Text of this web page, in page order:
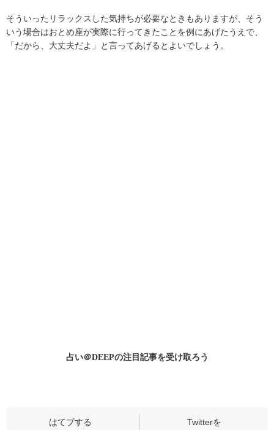
そういったリラックスした気持ちが必要なときもありますが、そう
いう場合はおとめ座が実際に行ってきたことを例にあげたうえで、
「だから、大丈夫だよ」と言ってあげるとよいでしょう。
占い＠DEEPの注目記事を受け取ろう